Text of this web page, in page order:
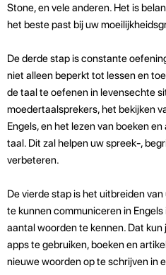
Stone, en vele anderen. Het is
het beste past bij uw
De derde stap is constante
niet alleen beperkt tot lessen en
de taal te oefenen in levensechte
moedertaalsprekers, het bekijken
Engels, en het lezen van boeken
taal. Dit zal helpen uw spreek-,
verbeteren.
De vierde stap is het uitbreiden
te kunnen communiceren in
aantal woorden te kennen. Dat
apps te gebruiken, boeken en
nieuwe woorden op te schrijven in